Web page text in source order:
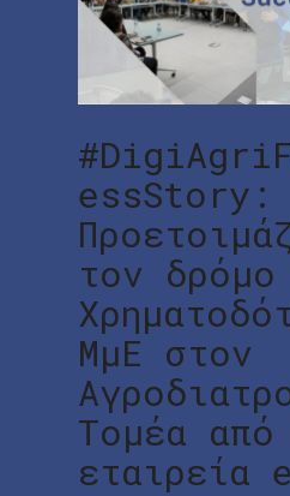
essStory:
τον
ΜμΕ στον
Τομέα από
εταιρεία